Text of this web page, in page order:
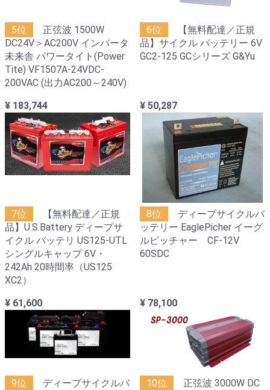
5位
正弦波 1500W
DC24V＞AC200V インバータ
未来舎 パワータイト(Power
Tite) VF1507A-24VDC-
200VAC (出力AC200～240V)
¥ 183,744
6位
【無料配達／正規
品】サイクル バッテリー 6V
GC2-125 GCシリーズ G&Yu
¥ 50,287
7位
【無料配達／正規
品】U.S.Battery ディープサ
イクル バッテリ US125-UTL
シングルキャップ 6V・
242Ah 20時間率（US125
XC2）
¥ 61,600
8位
ディープサイクルバ
ッテリー EaglePicher イーグ
ルピッチャー CF-12V
60SDC
¥ 78,100
9位
ディープサイクルバ
10位
正弦波 3000W DC